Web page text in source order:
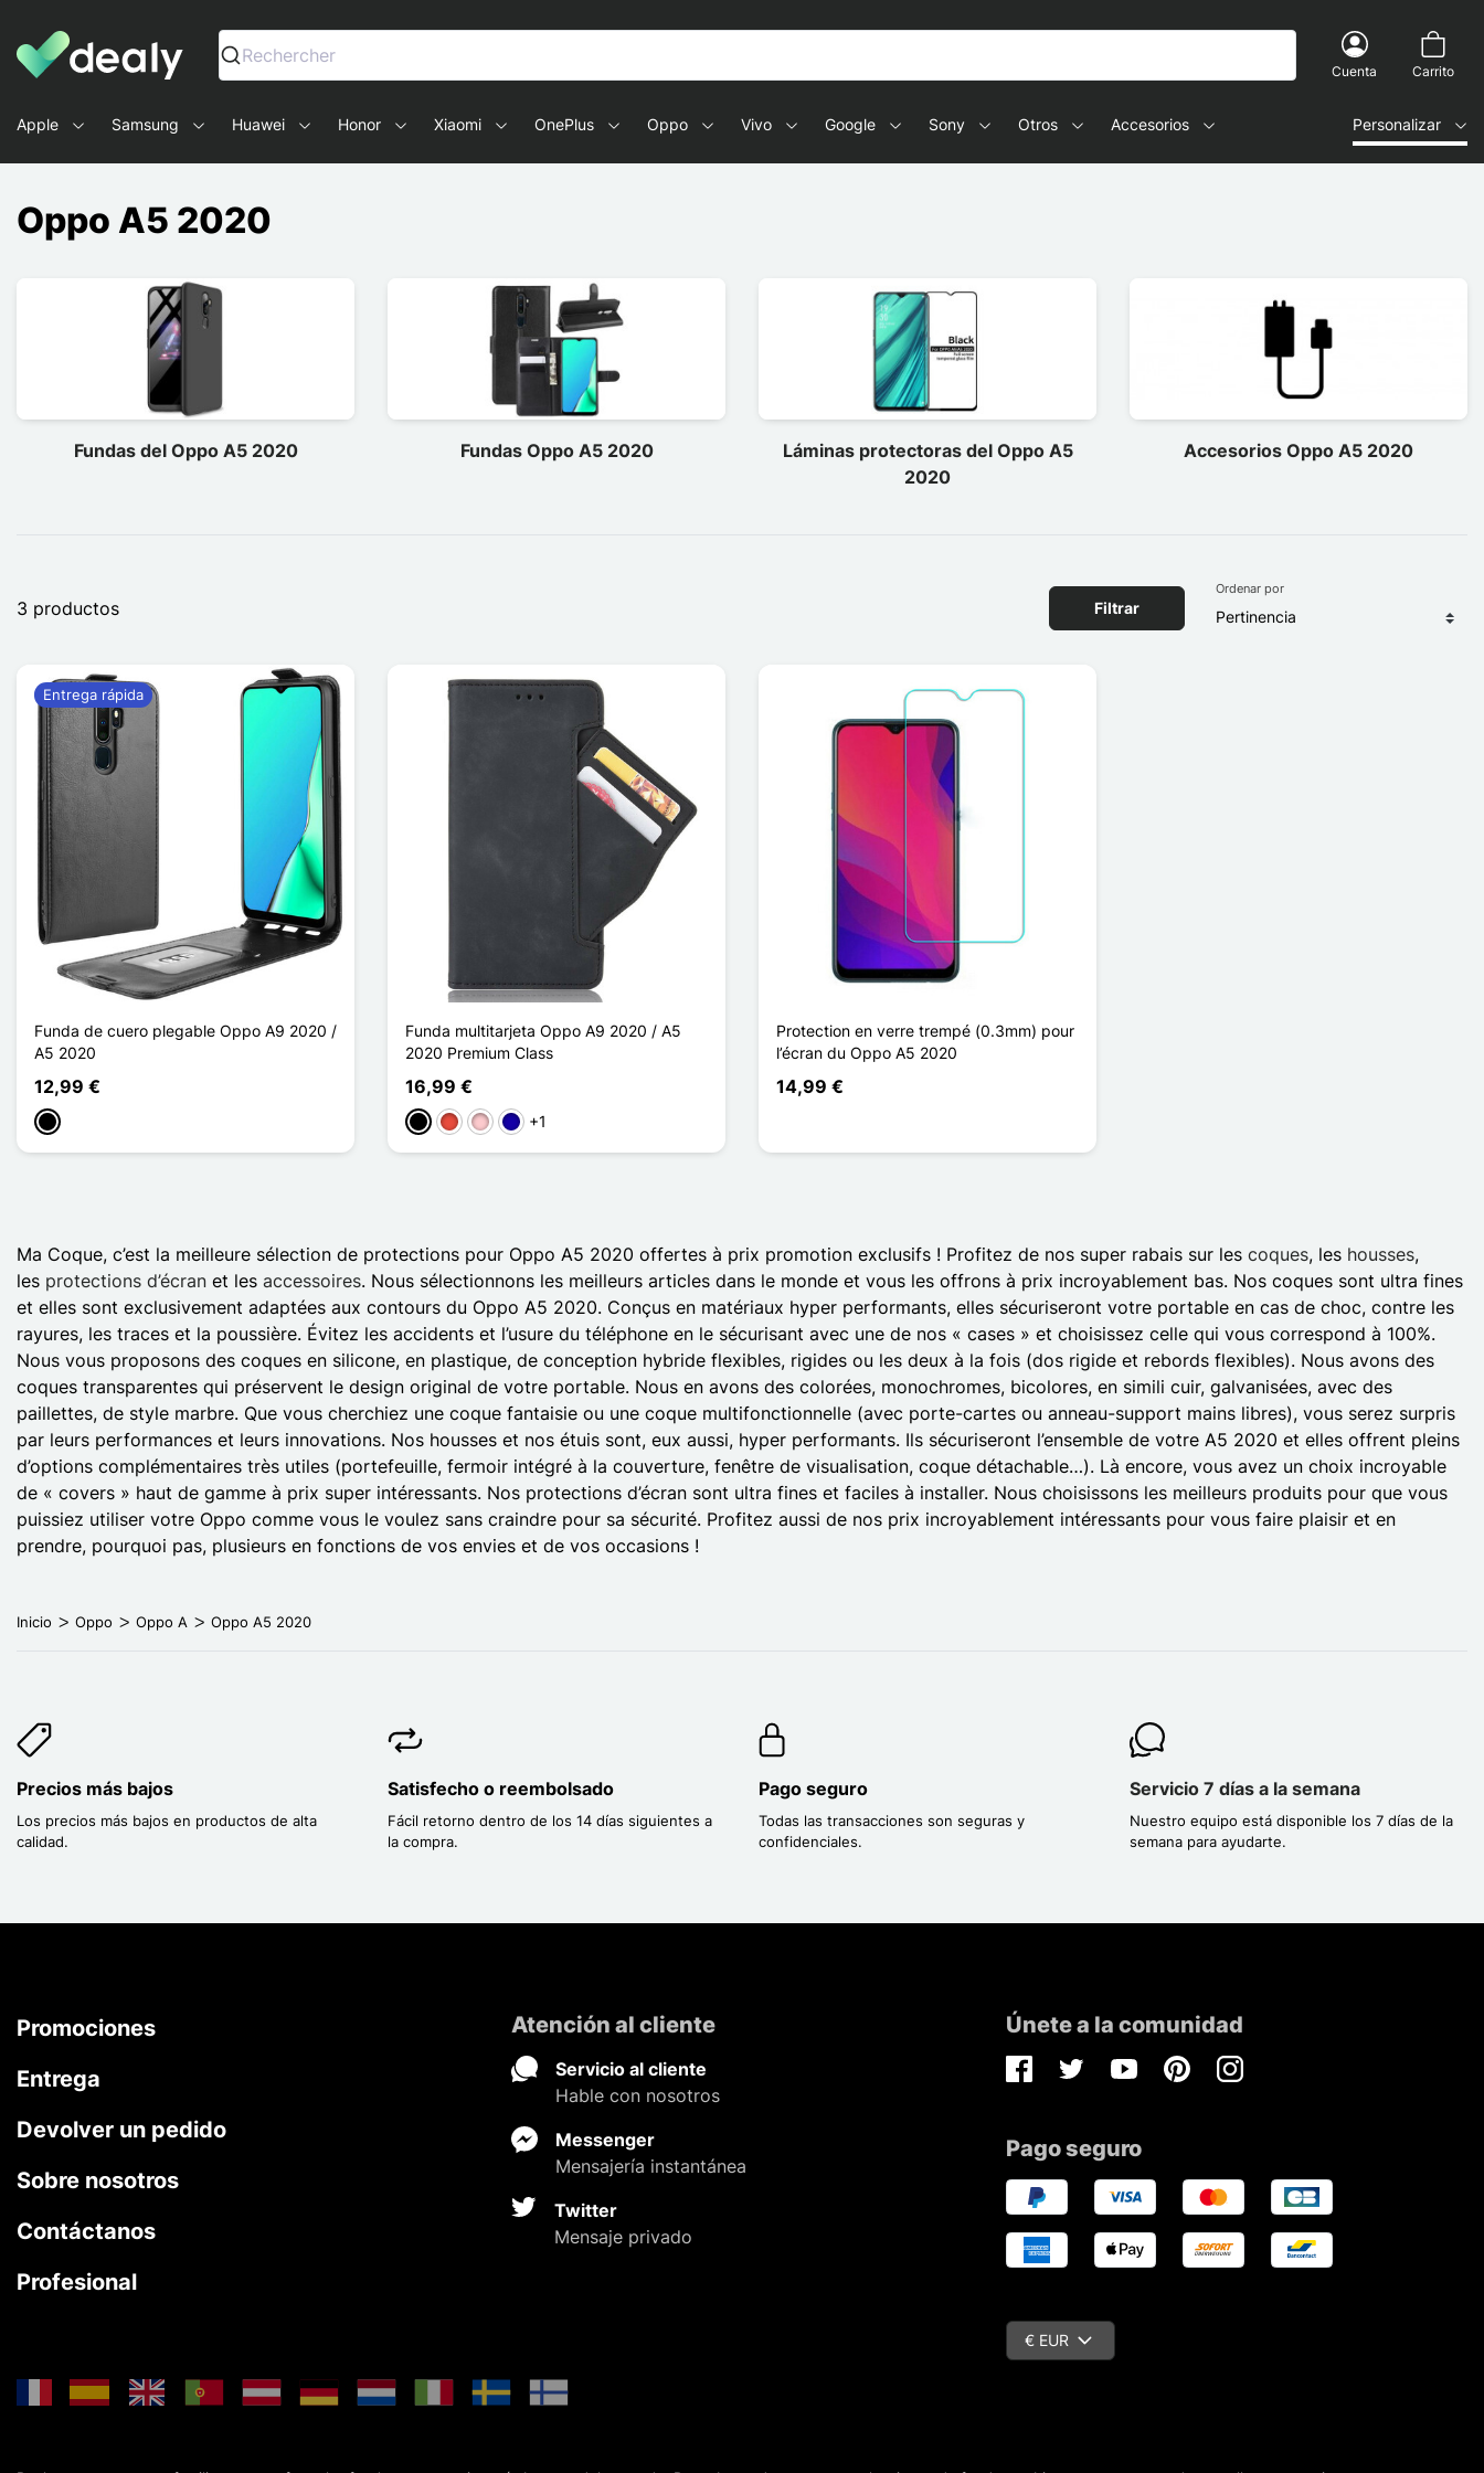
Dealy - Fundas y accesorios para smartphones y tablets
Rechercher
Cuenta Carrito
Apple Samsung Huawei Honor Xiaomi OnePlus Oppo Vivo Google Sony Otros Accesorios Personalizar
Oppo A5 2020
Fundas del Oppo A5 2020 Fundas Oppo A5 2020
Láminas protectoras del Oppo A5
2020
Accesorios Oppo A5 2020
3 productos Filtrar
Ordenar por
Funda de cuero plegable Oppo A9 2020 /
A5 2020
12,99 €
Negro
Entrega rápida
Funda multitarjeta Oppo A9 2020 / A5
2020 Premium Class
16,99 €
NegroRojoRosaAzul oscuro
+1
Protection en verre trempé (0.3mm) pour
l’écran du Oppo A5 2020
14,99 €
Ma Coque, c’est la meilleure sélection de protections pour Oppo A5 2020 offertes à prix promotion exclusifs ! Profitez de nos super rabais sur les coques, les housses,
les protections d’écran et les accessoires. Nous sélectionnons les meilleurs articles dans le monde et vous les offrons à prix incroyablement bas. Nos coques sont ultra fines
et elles sont exclusivement adaptées aux contours du Oppo A5 2020. Conçus en matériaux hyper performants, elles sécuriseront votre portable en cas de choc, contre les
rayures, les traces et la poussière. Évitez les accidents et l’usure du téléphone en le sécurisant avec une de nos « cases » et choisissez celle qui vous correspond à 100%.
Nous vous proposons des coques en silicone, en plastique, de conception hybride flexibles, rigides ou les deux à la fois (dos rigide et rebords flexibles). Nous avons des
coques transparentes qui préservent le design original de votre portable. Nous en avons des colorées, monochromes, bicolores, en simili cuir, galvanisées, avec des
paillettes, de style marbre. Que vous cherchiez une coque fantaisie ou une coque multifonctionnelle (avec porte-cartes ou anneau-support mains libres), vous serez surpris
par leurs performances et leurs innovations. Nos housses et nos étuis sont, eux aussi, hyper performants. Ils sécuriseront l’ensemble de votre A5 2020 et elles offrent pleins
d’options complémentaires très utiles (portefeuille, fermoir intégré à la couverture, fenêtre de visualisation, coque détachable…). Là encore, vous avez un choix incroyable
de « covers » haut de gamme à prix super intéressants. Nos protections d’écran sont ultra fines et faciles à installer. Nous choisissons les meilleurs produits pour que vous
puissiez utiliser votre Oppo comme vous le voulez sans craindre pour sa sécurité. Profitez aussi de nos prix incroyablement intéressants pour vous faire plaisir et en
prendre, pourquoi pas, plusieurs en fonctions de vos envies et de vos occasions !
Inicio Oppo Oppo A Oppo A5 2020
Precios más bajos
Los precios más bajos en productos de alta
calidad.
Satisfecho o reembolsado
Fácil retorno dentro de los 14 días siguientes a
la compra.
Pago seguro
Todas las transacciones son seguras y
confidenciales.
Servicio 7 días a la semana
Nuestro equipo está disponible los 7 días de la
semana para ayudarte.
Promociones
Entrega
Devolver un pedido
Sobre nosotros
Contáctanos
Profesional
Atención al cliente
Servicio al cliente
Hable con nosotros
Messenger
Mensajería instantánea
Twitter
Mensaje privado
Únete a la comunidad
FacebookTwitterYoutubePinterestInstagram
Pago seguro
€ EUR